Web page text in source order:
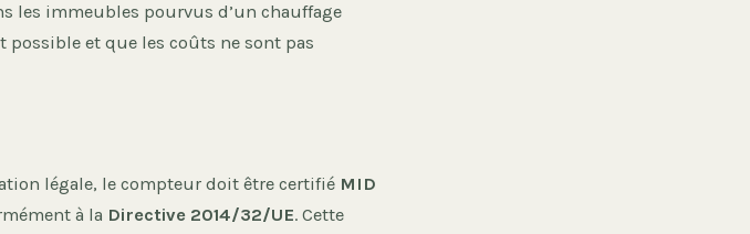
les immeubles pourvus d’un chauffage
et que les coûts ne sont pas
légale, le compteur doit être certifié MID
à la Directive 2014/32/UE. Cette